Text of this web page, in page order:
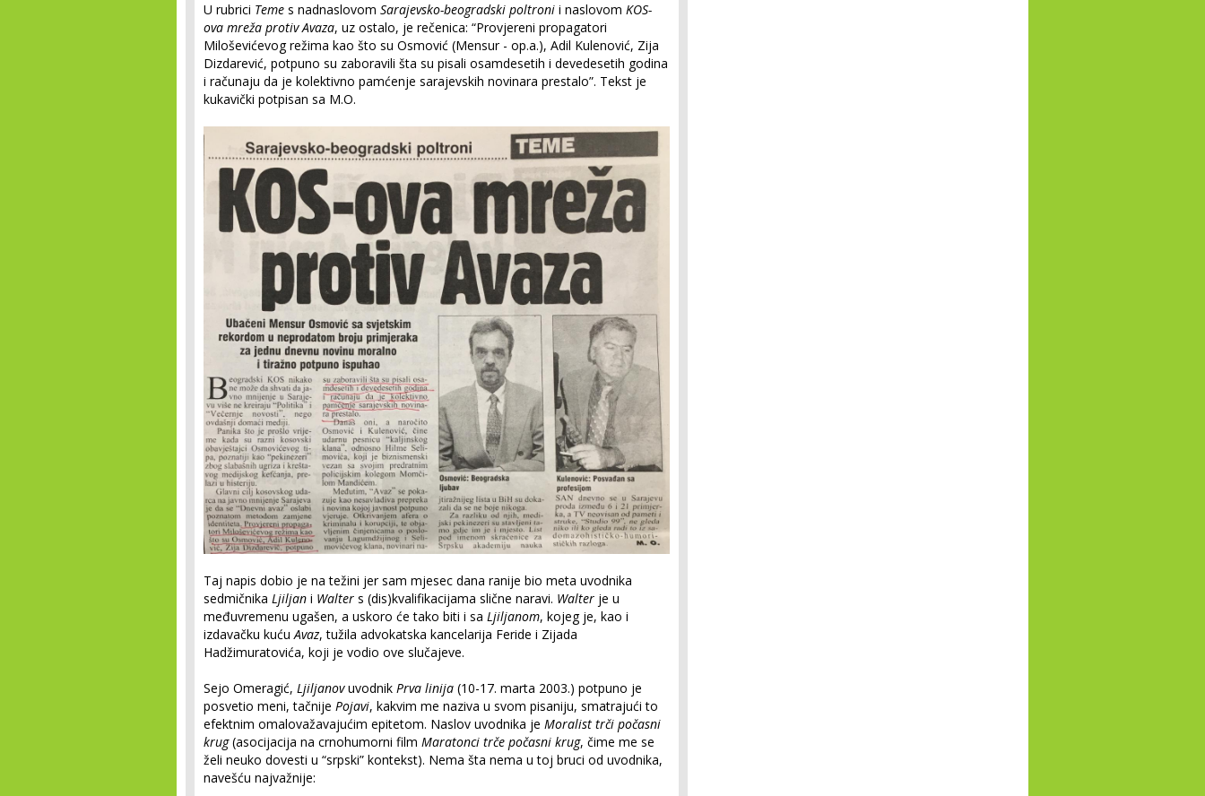
U rubrici Teme s nadnaslovom Sarajevsko-beogradski poltroni i naslovom KOS-
ova mreža protiv Avaza, uz ostalo, je rečenica: “Provjereni propagatori
Miloševićevog režima kao što su Osmović (Mensur - op.a.), Adil Kulenović, Zija
Dizdarević, potpuno su zaboravili šta su pisali osamdesetih i devedesetih godina
i računaju da je kolektivno pamćenje sarajevskih novinara prestalo”. Tekst je
kukavički potpisan sa M.O.
Taj napis dobio je na težini jer sam mjesec dana ranije bio meta uvodnika
sedmičnika Ljiljan i Walter s (dis)kvalifikacijama slične naravi. Walter je u
međuvremenu ugašen, a uskoro će tako biti i sa Ljiljanom, kojeg je, kao i
izdavačku kućuAvaz, tužila advokatska kancelarija Feride i Zijada
Hadžimuratovića, koji je vodio ove slučajeve.
Sejo Omeragić, Ljiljanovuvodnik Prva linija (10-17. marta 2003.) potpuno je
posvetio meni, tačnije Pojavi, kakvim me naziva u svom pisaniju, smatrajući to
efektnim omalovažavajućim epitetom. Naslov uvodnika je Moralist trči počasni
krug(asocijacija na crnohumorni film Maratonci trče počasni krug, čime me se
želi neuko dovesti u “srpski” kontekst). Nema šta nema u toj bruci od uvodnika,
navešću najvažnije: